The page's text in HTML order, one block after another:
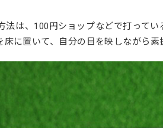
法は、100円ショップなどで打って
に置いて、自分の目を映しながら素